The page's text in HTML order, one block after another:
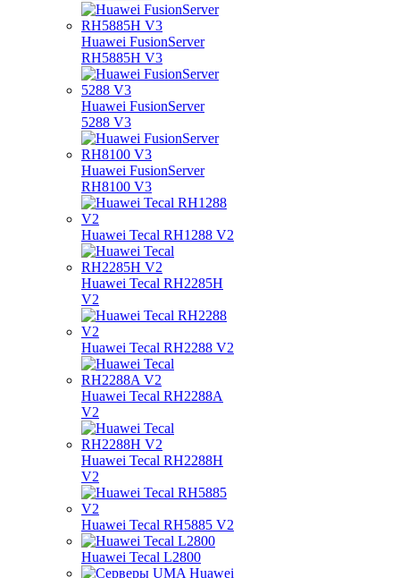
Huawei FusionServer
RH5885H V3
Huawei FusionServer
5288 V3
Huawei FusionServer
RH8100 V3
Huawei Tecal RH1288 V2
Huawei Tecal RH2285H
V2
Huawei Tecal RH2288 V2
Huawei Tecal RH2288A
V2
Huawei Tecal RH2288H
V2
Huawei Tecal RH5885 V2
Huawei Tecal L2800